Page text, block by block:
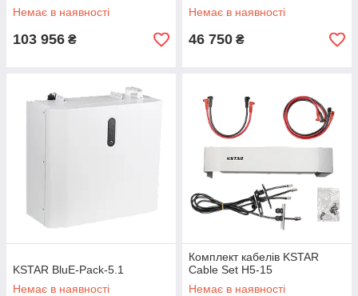
Немає в наявності
103 956 ₴
Немає в наявності
46 750 ₴
KSTAR BluE-Pack-5.1
Немає в наявності
Комплект кабелів KSTAR
Cable Set H5-15
Немає в наявності